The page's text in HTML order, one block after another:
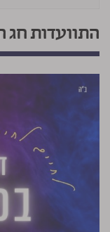
התוועדות חג